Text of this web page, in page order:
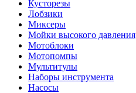
Кусторезы
Лобзики
Миксеры
Мойки высокого давления
Мотоблоки
Мотопомпы
Мультитулы
Наборы инструмента
Насосы